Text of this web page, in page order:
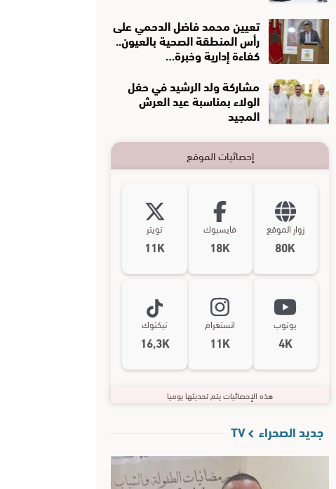
تعيين محمد فاضل الدحمي على
رأس المنطقة الصحية بالعيون..
كفاءة إدارية وخبرة…
مشاركة ولد الرشيد في حفل
الولاء بمناسبة عيد العرش
المجيد
إحصائيات الموقع
زوار الموقع
80K
فايسبوك
18K
تويتر
11K
يوتوب
4K
انستغرام
11K
تيكتوك
16,3K
هذه الإحصائيات يتم تحديثها يوميا
جديد الصحراء TV